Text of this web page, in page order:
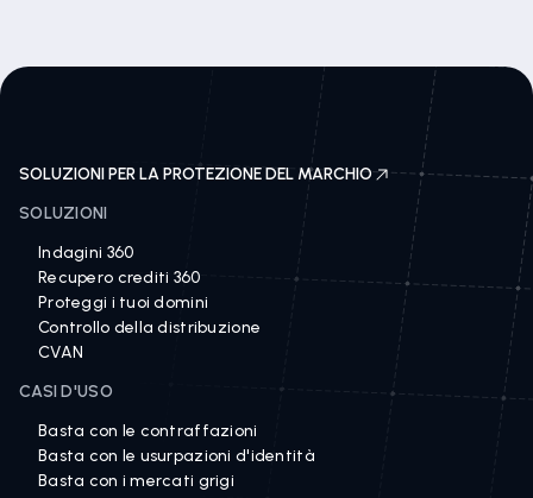
SOLUZIONI PER LA PROTEZIONE DEL MARCHIO
SOLUZIONI
Indagini 360
Recupero crediti 360
Proteggi i tuoi domini
Controllo della distribuzione
CVAN
CASI D'USO
Basta con le contraffazioni
Basta con le usurpazioni d'identità
Basta con i mercati grigi